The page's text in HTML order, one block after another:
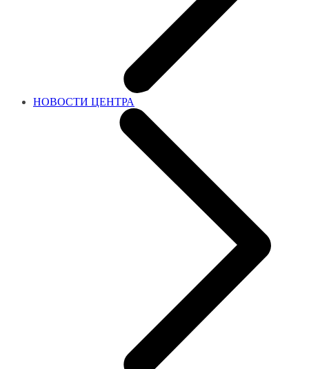
НОВОСТИ ЦЕНТРА